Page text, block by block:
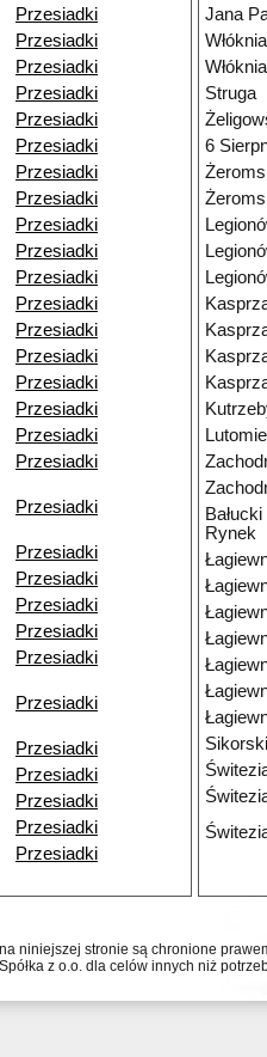
Przesiadki
Przesiadki
Przesiadki
Przesiadki
Przesiadki
Przesiadki
Przesiadki
Przesiadki
Przesiadki
Przesiadki
Przesiadki
Przesiadki
Przesiadki
Przesiadki
Przesiadki
Przesiadki
Przesiadki
Przesiadki
Przesiadki
Przesiadki
Przesiadki
Przesiadki
Przesiadki
Przesiadki
Przesiadki
Przesiadki
Przesiadki
Przesiadki
Przesiadki
Przesiadki
Jana
Struga
6
Bałucki
Rynek
niniejszej stronie są chronione
z o.o. dla celów innych niż